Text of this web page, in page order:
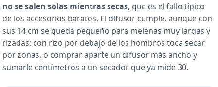
no se salen solas mientras secas, que es el fallo típico
de los accesorios baratos. El difusor cumple, aunque con
sus 14 cm se queda pequeño para melenas muy largas y
rizadas: con rizo por debajo de los hombros toca secar
por zonas, o comprar aparte un difusor más ancho y
sumarle centímetros a un secador que ya mide 30.